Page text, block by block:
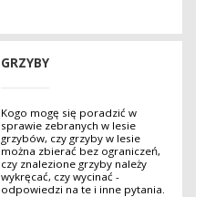
GRZYBY
Kogo mogę się poradzić w
sprawie zebranych w lesie
grzybów, czy grzyby w lesie
można zbierać bez ograniczeń,
czy znalezione grzyby należy
wykręcać, czy wycinać -
odpowiedzi na te i inne pytania.